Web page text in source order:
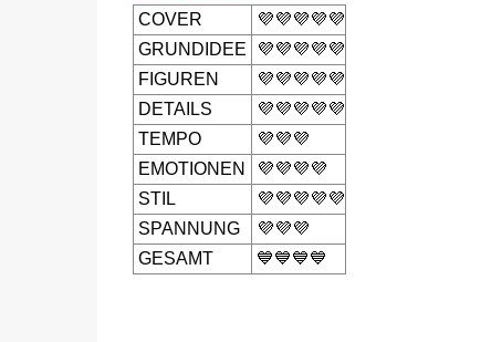
COVER
💜💜💜💜💜
GRUNDIDEE
💜💜💜💜💜
FIGUREN
💜💜💜💜💜
DETAILS
💜💜💜💜💜
TEMPO
💜💜💜
EMOTIONEN
💜💜💜💜
STIL
💜💜💜💜💜
SPANNUNG
💜💜💜
GESAMT
💙💙💙💙